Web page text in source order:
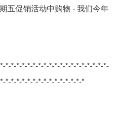
五促销活动中购物 - 我们今年
*-*-*-*-*-*-*-*-*-*-*-*-*-*-*-*-*-*-*-
*-*-*-*-*-*-*-*-*-*-*-*-*-*-*